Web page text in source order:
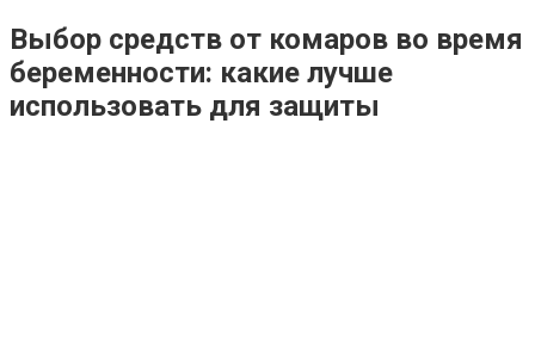
Выбор средств от комаров во время
беременности: какие лучше
использовать для защиты